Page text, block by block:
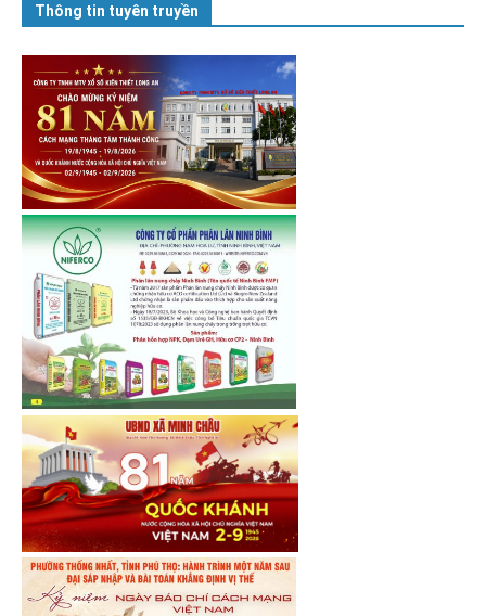
Thông tin tuyên truyền